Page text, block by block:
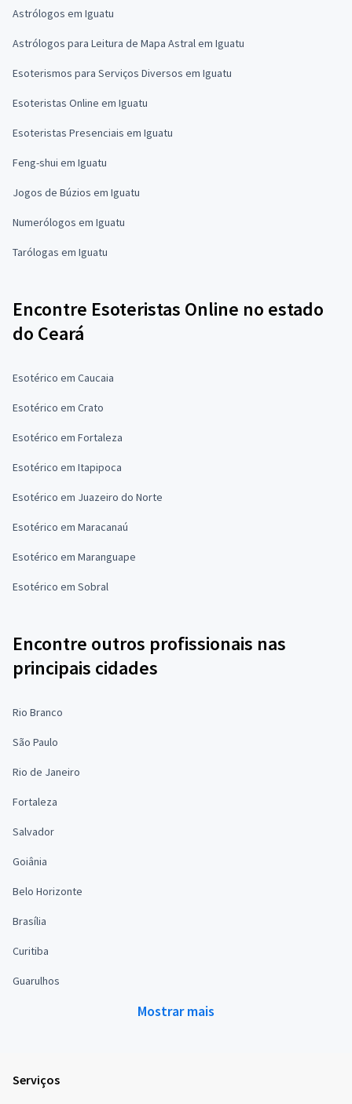
Astrólogos em Iguatu
Astrólogos para Leitura de Mapa Astral em Iguatu
Esoterismos para Serviços Diversos em Iguatu
Esoteristas Online em Iguatu
Esoteristas Presenciais em Iguatu
Feng-shui em Iguatu
Jogos de Búzios em Iguatu
Numerólogos em Iguatu
Tarólogas em Iguatu
Encontre Esoteristas Online no estado
do Ceará
Esotérico em Caucaia
Esotérico em Crato
Esotérico em Fortaleza
Esotérico em Itapipoca
Esotérico em Juazeiro do Norte
Esotérico em Maracanaú
Esotérico em Maranguape
Esotérico em Sobral
Encontre outros profissionais nas
principais cidades
Rio Branco
São Paulo
Rio de Janeiro
Fortaleza
Salvador
Goiânia
Belo Horizonte
Brasília
Curitiba
Guarulhos
Mostrar mais
Serviços